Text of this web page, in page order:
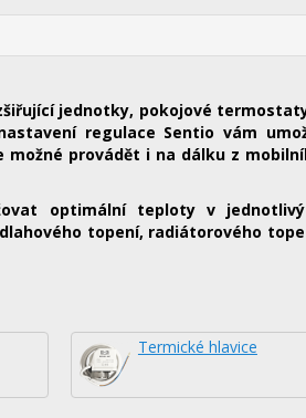
jednotky, pokojové
regulace Sentio vám
provádět i na dálku z
optimální teploty v
topení, radiátorového
Termické hlavice